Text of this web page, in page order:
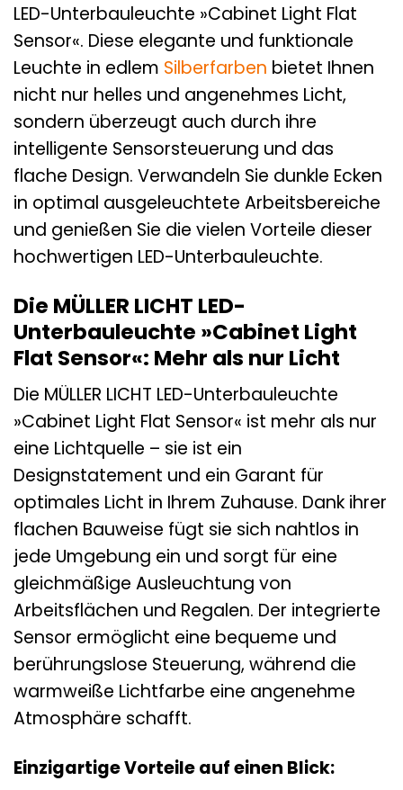
LED-Unterbauleuchte »Cabinet Light Flat
Sensor«. Diese elegante und funktionale
Leuchte in edlem Silberfarben bietet Ihnen
nicht nur helles und angenehmes Licht,
sondern überzeugt auch durch ihre
intelligente Sensorsteuerung und das
flache Design. Verwandeln Sie dunkle Ecken
in optimal ausgeleuchtete Arbeitsbereiche
und genießen Sie die vielen Vorteile dieser
hochwertigen LED-Unterbauleuchte.
Die MÜLLER LICHT LED-
Unterbauleuchte »Cabinet Light
Flat Sensor«: Mehr als nur Licht
Die MÜLLER LICHT LED-Unterbauleuchte
»Cabinet Light Flat Sensor« ist mehr als nur
eine Lichtquelle – sie ist ein
Designstatement und ein Garant für
optimales Licht in Ihrem Zuhause. Dank ihrer
flachen Bauweise fügt sie sich nahtlos in
jede Umgebung ein und sorgt für eine
gleichmäßige Ausleuchtung von
Arbeitsflächen und Regalen. Der integrierte
Sensor ermöglicht eine bequeme und
berührungslose Steuerung, während die
warmweiße Lichtfarbe eine angenehme
Atmosphäre schafft.
Einzigartige Vorteile auf einen Blick: